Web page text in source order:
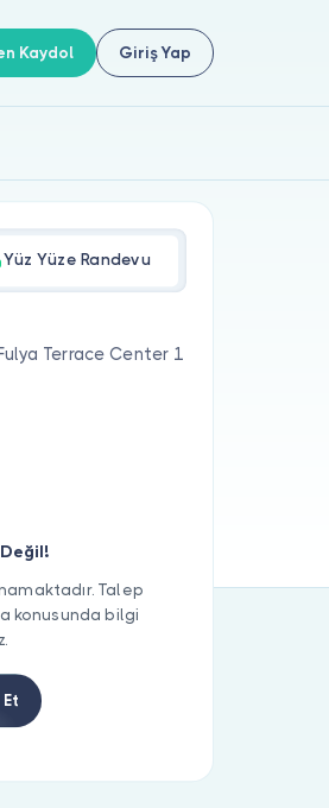
Kaydol Giriş Yap
Yüz Yüze Randevu
Terrace Center 1
Talep
konusunda bilgi